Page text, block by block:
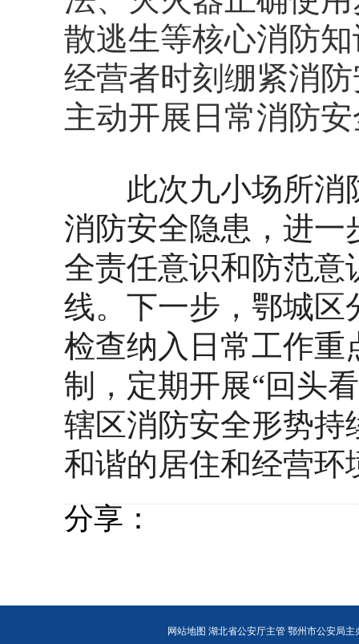
散逃生等核心消防
经营者时刻绷紧消
主动开展日常消防
此次九小场所消
消防安全隐患，进一
全责任意识和防范
线。下一步，鄂城区
检查纳入日常工作重
制，定期开展“回头
辖区消防安全形势持
和谐的居住和经营环
分享：
网站地图 湖北省公安厅主管 鄂州市公安局